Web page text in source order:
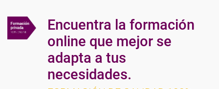
Encuentra la formación
online que mejor se
adapta a tus
necesidades.